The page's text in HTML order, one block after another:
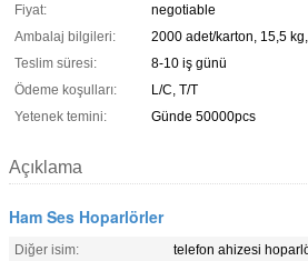
Fiyat:
negotiable
Ambalaj bilgileri:
2000 adet/karton, 15,5
Teslim süresi:
8-10 iş günü
Ödeme koşulları:
L/C, T/T
Yetenek temini:
Günde 50000pcs
Açıklama
Ham Ses Hoparlörler
Diğer isim:
telefon ahizesi